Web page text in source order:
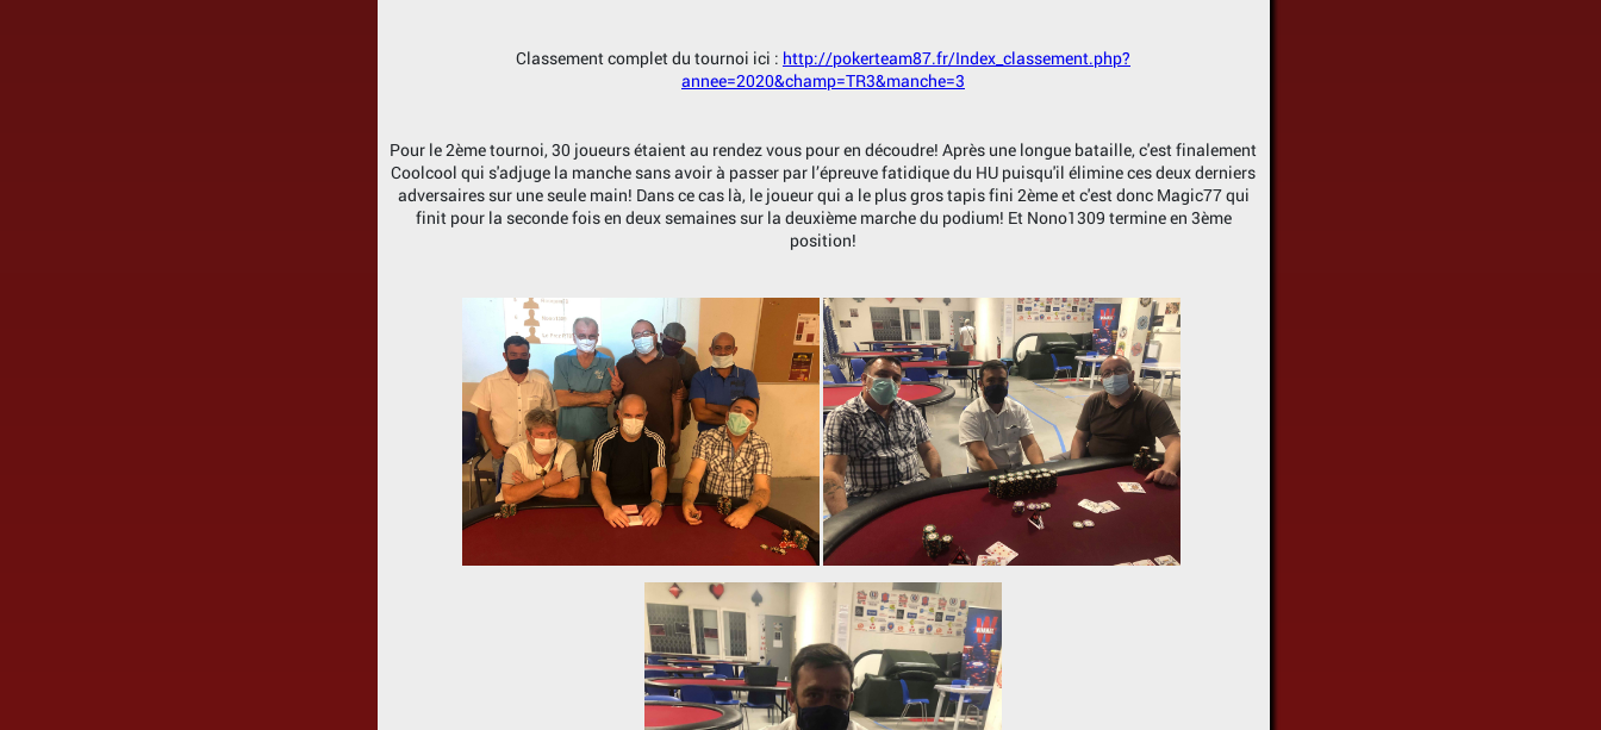
Classement complet du tournoi ici : http://pokerteam87.fr/Index_classement.php?
annee=2020&champ=TR3&manche=3
Pour le 2ème tournoi, 30 joueurs étaient au rendez vous pour en découdre! Après une longue bataille, c'est finalement
Coolcool qui s'adjuge la manche sans avoir à passer par l’épreuve fatidique du HU puisqu'il élimine ces deux derniers
adversaires sur une seule main! Dans ce cas là, le joueur qui a le plus gros tapis fini 2ème et c'est donc Magic77 qui
finit pour la seconde fois en deux semaines sur la deuxième marche du podium! Et Nono1309 termine en 3ème
position!